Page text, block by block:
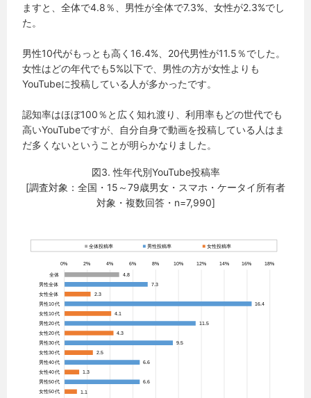
ますと、全体で4.8％、男性が全体で7.3%、女性が2.3%でし
た。
男性10代がもっとも高く16.4%、20代男性が11.5％でした。
女性はどの年代でも5%以下で、男性の方が女性よりも
YouTubeに投稿している人が多かったです。
認知率はほぼ100％と広く知れ渡り、利用率もどの世代でも
高いYouTubeですが、自分自身で動画を投稿している人はま
だ多くないということが明らかなりました。
図3. 性年代別YouTube投稿率
[調査対象：全国・15～79歳男女・スマホ・ケータイ所有者
対象・複数回答・n=7,990]